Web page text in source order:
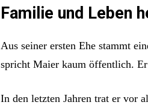
Familie und Leben
Aus seiner ersten Ehe stammt
spricht Maier kaum öffentlich.
In den letzten Jahren trat er vor